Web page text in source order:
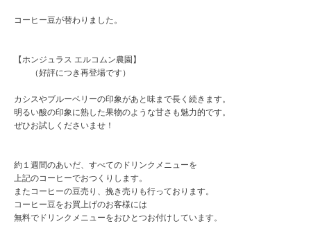
コーヒー豆が替わりました。
【ホンジュラス エルコムン農園】
（好評につき再登場です）
カシスやブルーベリーの印象があと味まで長く続きます。
明るい酸の印象に熟した果物のような甘さも魅力的です。
ぜひお試しくださいませ！
約１週間のあいだ、すべてのドリンクメニューを
上記のコーヒーでおつくりします。
またコーヒーの豆売り、挽き売りも行っております。
コーヒー豆をお買上げのお客様には
無料でドリンクメニューをおひとつお付けしています。